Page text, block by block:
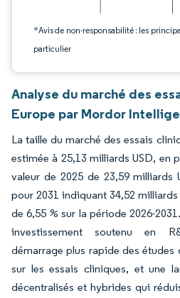
*Avis de non-responsabilité : les
particulier
Analyse du marché des
Europe par Mordor
La taille du marché des essais
estimée à 25,13 milliards USD, en
valeur de 2025 de 23,59 milliards
pour 2031 indiquant 34,52
de 6,55 % sur la période 2026-
investissement soutenu en
démarrage plus rapide des études
sur les essais cliniques, et une
décentralisés et hybrides qui